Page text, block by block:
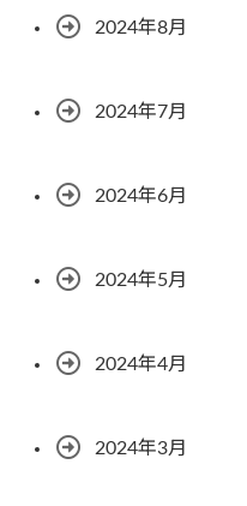
2024年8月
2024年7月
2024年6月
2024年5月
2024年4月
2024年3月